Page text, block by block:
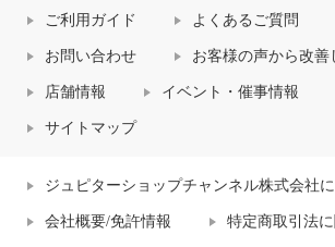
ご利用ガイド よくあるご質問
お問い合わせ お客様の声から改善
店舗情報 イベント・催事情報
サイトマップ
ジュピターショップチャンネル株式会社
会社概要/免許情報 特定商取引法